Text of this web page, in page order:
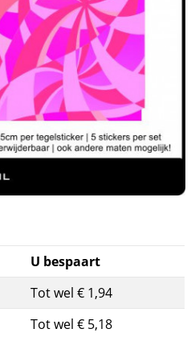
U bespaart
Tot wel € 1,94
Tot wel € 5,18